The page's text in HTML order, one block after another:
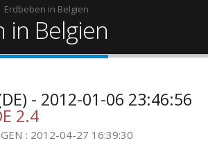
Erdbeben in Belgien
in Belgien
- 2012-01-06 23:46:56
2.4
: 2012-04-27 16:39:30